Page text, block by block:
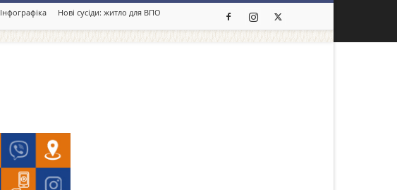
Інфографіка Нові сусіди: житло для ВПО